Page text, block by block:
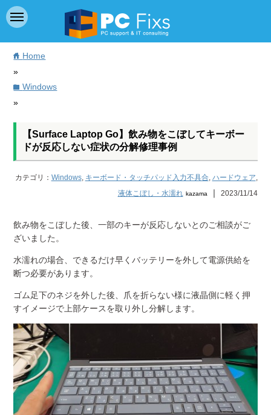
home Home
»
folderWindows
»
【Surface Laptop Go】飲み物をこぼしてキーボー
ドが反応しない症状の分解修理事例
カテゴリ： Windows, キーボード・タッチパッド入力不具合, ハードウェア,
液体こぼし・水濡れ kazama ｜ 2023/11/14
飲み物をこぼした後、一部のキーが反応しないとのご相談がご
ざいました。
水濡れの場合、できるだけ早くバッテリーを外して電源供給を
断つ必要があります。
ゴム足下のネジを外した後、爪を折らない様に液晶側に軽く押
すイメージで上部ケースを取り外し分解します。